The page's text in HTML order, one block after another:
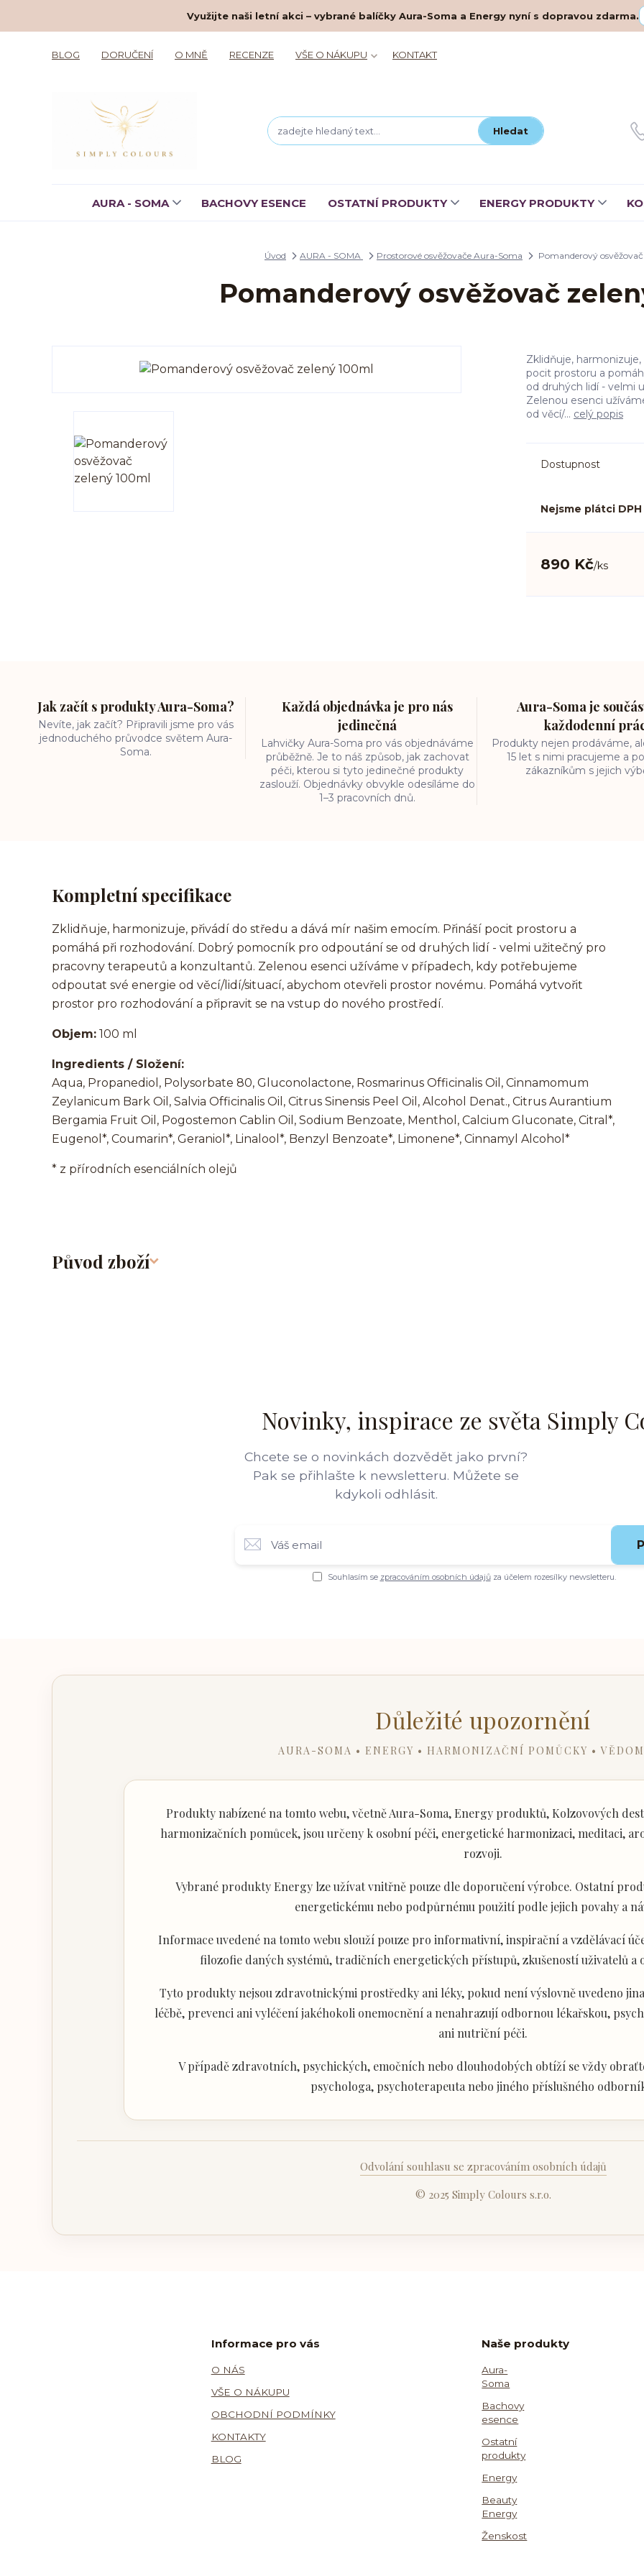
Využijte naši letní akci – vybrané balíčky Aura-Soma a Energy nyní s dopravou zdarma.
BLOG DORUČENÍ O MNĚ RECENZE VŠE O NÁKUPU KONTAKT
Hledat
AURA - SOMA BACHOVY ESENCE OSTATNÍ PRODUKTY ENERGY PRODUKTY
Úvod AURA - SOMA Prostorové osvěžovače Aura-Soma Pomanderový
Pomanderový osvěžovač
Zklidňuje,
pocit prostoru a
od druhých lidí - velmi
Zelenou esenci
od věcí/... celý popis
Dostupnost
Nejsme plátci DPH
890 Kč/ks
Jak začít s produkty Aura-Soma?
Nevíte, jak začít? Připravili jsme pro vás
jednoduchého průvodce světem Aura-
Soma.
Každá objednávka je pro nás
jedinečná
Lahvičky Aura-Soma pro vás objednáváme
průběžně. Je to náš způsob, jak zachovat
péči, kterou si tyto jedinečné produkty
zaslouží. Objednávky obvykle odesíláme do
1–3 pracovních dnů.
Aura-Soma je
každodenní
Produkty nejen prodáváme,
15 let s nimi pracujeme a
zákazníkům s jejich
Kompletní specifikace
Zklidňuje, harmonizuje, přivádí do středu a dává mír našim emocím. Přináší pocit prostoru a
pomáhá při rozhodování. Dobrý pomocník pro odpoutání se od druhých lidí - velmi užitečný pro
pracovny terapeutů a konzultantů. Zelenou esenci užíváme v případech, kdy potřebujeme
odpoutat své energie od věcí/lidí/situací, abychom otevřeli prostor novému. Pomáhá vytvořit
prostor pro rozhodování a připravit se na vstup do nového prostředí.
Objem: 100 ml
Ingredients / Složení:
Aqua, Propanediol, Polysorbate 80, Gluconolactone, Rosmarinus Officinalis Oil, Cinnamomum
Zeylanicum Bark Oil, Salvia Officinalis Oil, Citrus Sinensis Peel Oil, Alcohol Denat., Citrus Aurantium
Bergamia Fruit Oil, Pogostemon Cablin Oil, Sodium Benzoate, Menthol, Calcium Gluconate, Citral*,
Eugenol*, Coumarin*, Geraniol*, Linalool*, Benzyl Benzoate*, Limonene*, Cinnamyl Alcohol*
* z přírodních esenciálních olejů
Původ zboží
Novinky, inspirace ze světa Simply
Chcete se o novinkách dozvědět jako první?
Pak se přihlašte k newsletteru. Můžete se
kdykoli odhlásit.
Souhlasím se zpracováním osobních údajůza účelem rozesílky newsletteru.
Důležité upozornění
AURA-SOMA • ENERGY • HARMONIZAČNÍ POMŮCKY •
Produkty nabízené na tomto webu, včetně Aura-Soma, Energy produktů, Kolzovových
harmonizačních pomůcek, jsou určeny k osobní péči, energetické harmonizaci, meditaci,
rozvoji.
Vybrané produkty Energy lze užívat vnitřně pouze dle doporučení výrobce. Ostatní
energetickému nebo podpůrnému použití podle jejich povahy a
Informace uvedené na tomto webu slouží pouze pro informativní, inspirační a vzdělávací
filozofie daných systémů, tradičních energetických přístupů, zkušeností uživatelů a
Tyto produkty nejsou zdravotnickými prostředky ani léky, pokud není výslovně uvedeno
léčbě, prevenci ani vyléčení jakéhokoli onemocnění a nenahrazují odbornou lékařskou,
ani nutriční péči.
V případě zdravotních, psychických, emočních nebo dlouhodobých obtíží se vždy
psychologa, psychoterapeuta nebo jiného příslušného
Odvolání souhlasu se zpracováním osobních údajů
© 2025 Simply Colours s.r.o.
Informace pro vás
O NÁS
VŠE O NÁKUPU
OBCHODNÍ PODMÍNKY
KONTAKTY
BLOG
Naše produkty
Aura-
Soma
Bachovy
esence
Ostatní
produkty
Energy
Beauty
Energy
Ženskost